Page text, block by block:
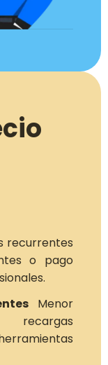
recurrentes
o pago
Menor